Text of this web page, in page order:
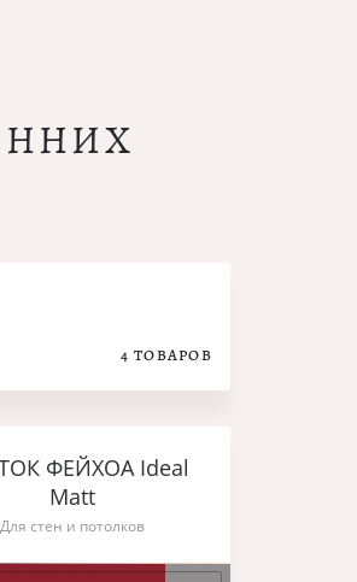
4 ТОВАРОВ
ФЕЙХОА Ideal
Matt
Для стен и потолков